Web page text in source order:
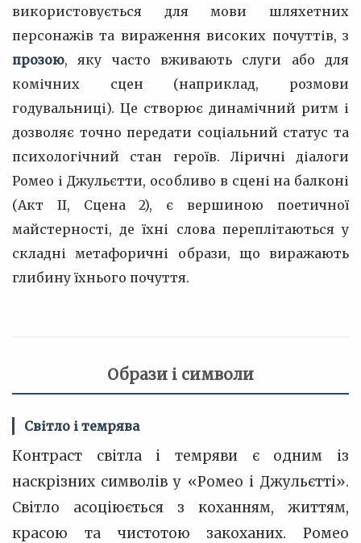
використовується для мови шляхетних
персонажів та вираження високих почуттів, з
прозою, яку часто вживають слуги або для
комічних сцен (наприклад, розмови
годувальниці). Це створює динамічний ритм і
дозволяє точно передати соціальний статус та
психологічний стан героїв. Ліричні діалоги
Ромео і Джульєтти, особливо в сцені на балконі
(Акт II, Сцена 2), є вершиною поетичної
майстерності, де їхні слова переплітаються у
складні метафоричні образи, що виражають
глибину їхнього почуття.
Образи і символи
Світло і темрява
Контраст світла і темряви є одним із
наскрізних символів у «Ромео і Джульєтті».
Світло асоціюється з коханням, життям,
красою та чистотою закоханих. Ромео